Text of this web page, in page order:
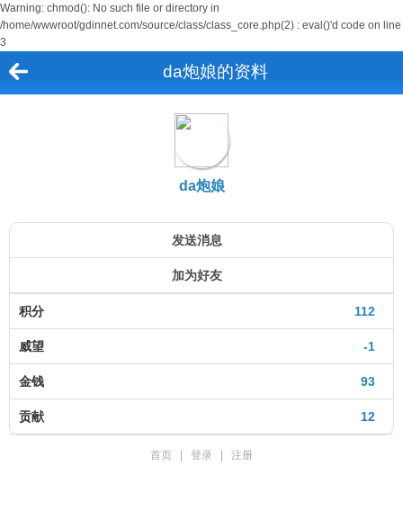
Warning: chmod(): No such file or directory in
/home/wwwroot/gdinnet.com/source/class/class_core.php(2) : eval()'d code on line
3
da炮娘的资料
da炮娘
发送消息
加为好友
112
积分
-1
威望
93
金钱
12
贡献
首页 登录 注册